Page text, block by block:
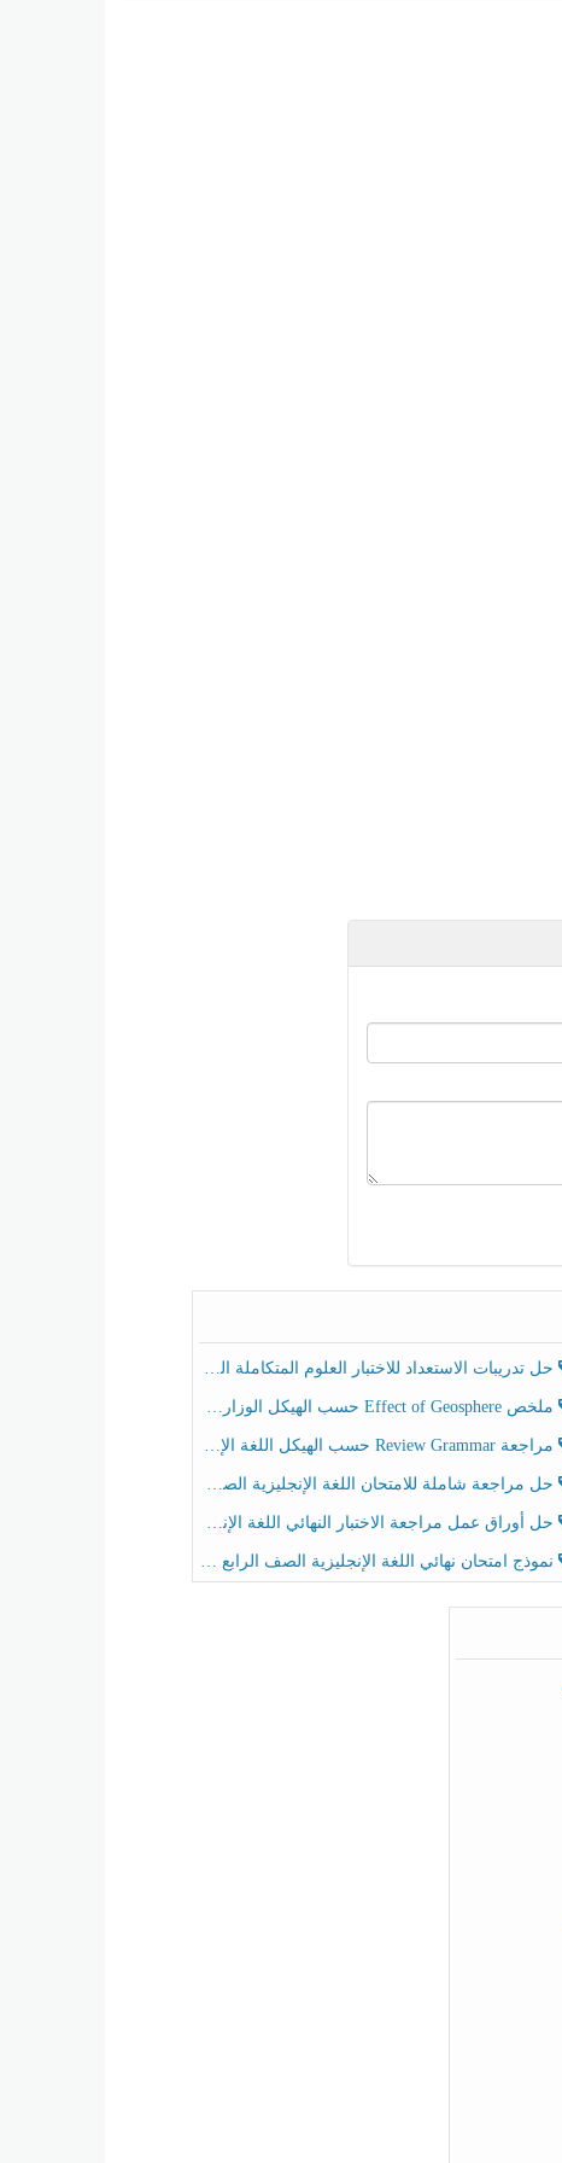
حل تدريبات الاستعداد للاختبار العلوم المتكاملة الصف الخامس عام الفصل الثالث
ملخص Effect of Geosphere حسب الهيكل الوزاري العلوم المتكاملة الصف الخامس انسبير الفصل الثالث
مراجعة Review Grammar حسب الهيكل اللغة الإنجليزية الصف الخامس الفصل الثالث
حل مراجعة شاملة للامتحان اللغة الإنجليزية الصف الخامس الفصل الثالث
حل أوراق عمل مراجعة الاختبار النهائي اللغة الإنجليزية الصف الرابع الفصل الثالث
نموذج امتحان نهائي اللغة الإنجليزية الصف الرابع الفصل الثالث